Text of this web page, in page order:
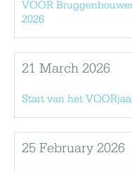
VOOR
2026
21 March 2026
Start van het
25 February 2026